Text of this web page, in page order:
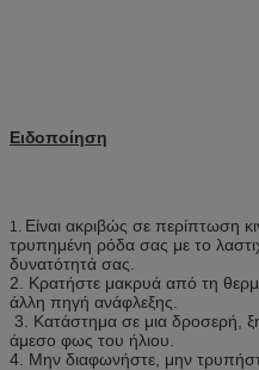
Ειδοποίηση
1. Είναι ακριβώς σε περίπτωση
τρυπημένη ρόδα σας με το
δυνατότητά σας.
2. Κρατήστε μακρυά από τη
άλλη πηγή ανάφλεξης.
3. Κατάστημα σε μια δροσερή,
άμεσο φως του ήλιου.
4. Μην διαφωνήστε, μην